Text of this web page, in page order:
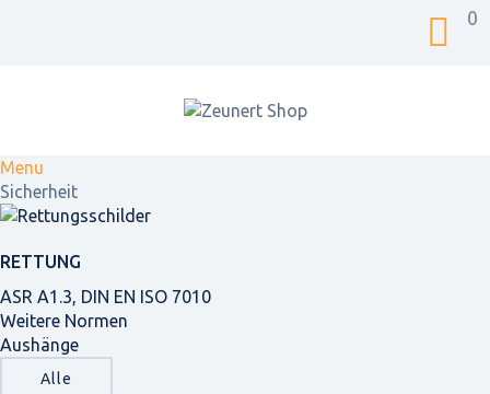
0
Menu
Sicherheit
RETTUNG
ASR A1.3, DIN EN ISO 7010
Weitere Normen
Aushänge
Alle